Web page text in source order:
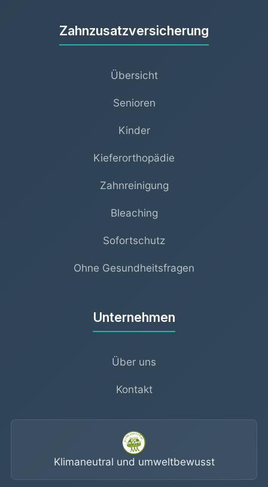
Zahnzusatzversicherung
Übersicht
Senioren
Kinder
Kieferorthopädie
Zahnreinigung
Bleaching
Sofortschutz
Ohne Gesundheitsfragen
Unternehmen
Über uns
Kontakt
Klimaneutral und umweltbewusst